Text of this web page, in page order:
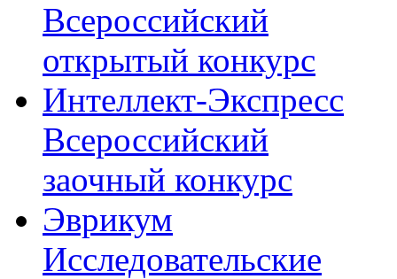
Всероссийский
открытый конкурс
Интеллект-Экспресс
Всероссийский
заочный конкурс
Эврикум
Исследовательские